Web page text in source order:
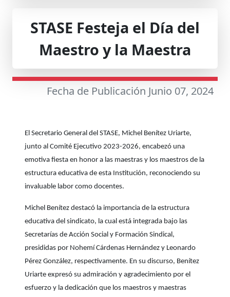
STASE Festeja el Día del
Maestro y la Maestra
Fecha de Publicación Junio 07, 2024
El Secretario General del STASE, Michel Benítez Uriarte,
junto al Comité Ejecutivo 2023-2026, encabezó una
emotiva fiesta en honor a las maestras y los maestros de la
estructura educativa de esta Institución, reconociendo su
invaluable labor como docentes.
Michel Benítez destacó la importancia de la estructura
educativa del sindicato, la cual está integrada bajo las
Secretarías de Acción Social y Formación Sindical,
presididas por Nohemí Cárdenas Hernández y Leonardo
Pérez González, respectivamente. En su discurso, Benítez
Uriarte expresó su admiración y agradecimiento por el
esfuerzo y la dedicación que los maestros y maestras